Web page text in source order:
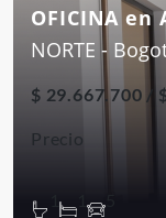
OFICINA en
NORTE -
$ 29.667.700 /
Precio